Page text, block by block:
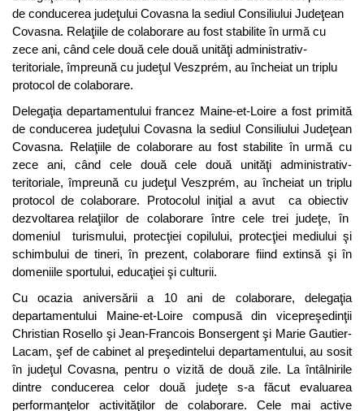
de conducerea judeţului Covasna la sediul Consiliului Judeţean
Covasna. Relaţiile de colaborare au fost stabilite în urmă cu
zece ani, când cele două cele două unităţi administrativ-
teritoriale, împreună cu judeţul Veszprém, au încheiat un triplu
protocol de colaborare.
Delegaţia departamentului francez Maine-et-Loire a fost primită
de conducerea judeţului Covasna la sediul Consiliului Judeţean
Covasna. Relaţiile de colaborare au fost stabilite în urmă cu
zece ani, când cele două cele două unităţi administrativ-
teritoriale, împreună cu judeţul Veszprém, au încheiat un triplu
protocol de colaborare. Protocolul iniţial a avut ca obiectiv
dezvoltarea relaţiilor de colaborare între cele trei judeţe, în
domeniul turismului, protecţiei copilului, protecţiei mediului şi
schimbului de tineri, în prezent, colaborare fiind extinsă şi în
domeniile sportului, educaţiei şi culturii.
Cu ocazia aniversării a 10 ani de colaborare, delegaţia
departamentului Maine-et-Loire compusă din vicepreşedinţii
Christian Rosello şi Jean-Francois Bonsergent şi Marie Gautier-
Lacam, şef de cabinet al preşedintelui departamentului, au sosit
în judeţul Covasna, pentru o vizită de două zile. La întâlnirile
dintre conducerea celor două judeţe s-a făcut evaluarea
performanţelor activităţilor de colaborare. Cele mai active